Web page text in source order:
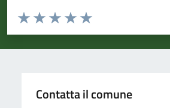
Valuta da 1 a 5 stelle la pagina
Valuta 5 stelle su 5
Valuta 4 stelle su 5
Valuta 3 stelle su 5
Valuta 2 stelle su 5
Valuta 1 stelle su 5
Contatta il comune